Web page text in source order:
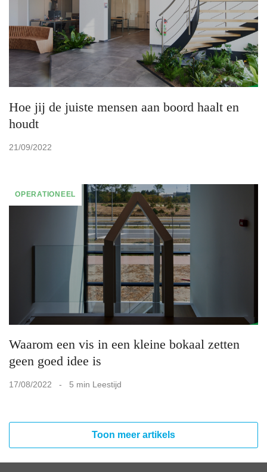
Hoe jij de juiste mensen aan boord haalt en
houdt
21/09/2022
OPERATIONEEL
Waarom een vis in een kleine bokaal zetten
geen goed idee is
17/08/2022 - 5 min Leestijd
Toon meer artikels